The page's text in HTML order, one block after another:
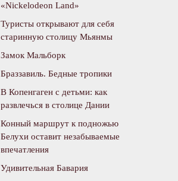
«Nickelodeon Land»
Туристы открывают для себя
старинную столицу Мьянмы
Замок Мальборк
Браззавиль. Бедные тропики
В Копенгаген с детьми: как
развлечься в столице Дании
Конный маршрут к подножью
Белухи оставит незабываемые
впечатления
Удивительная Бавария